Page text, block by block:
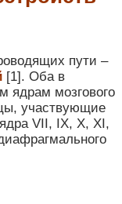
пути –
[1]. Оба в
ядрам мозгового
участвующие
VII, IX, X, XI,